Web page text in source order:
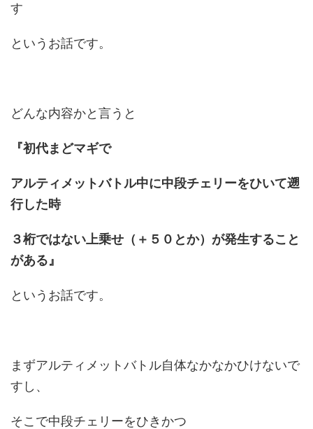
す
というお話です。
どんな内容かと言うと
『初代まどマギで
アルティメットバトル中に中段チェリーをひいて遡
行した時
３桁ではない上乗せ（＋５０とか）が発生すること
がある』
というお話です。
まずアルティメットバトル自体なかなかひけないで
すし、
そこで中段チェリーをひきかつ